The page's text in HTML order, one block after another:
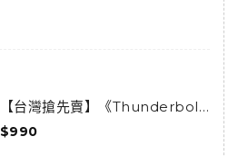
【台灣搶先賣】《Thunderbolt
Fantasy 東離劍遊紀》-
Moments-
$990